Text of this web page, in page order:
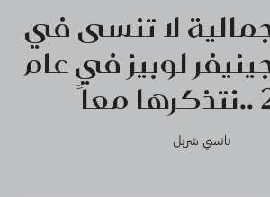
لا تنسى في
لوبيز في عام
نانسي شربل